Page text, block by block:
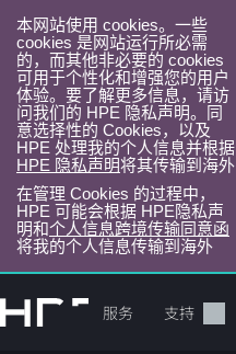
本网站使用 cookies。一些
cookies 是网站运行所必需
的，而其他非必要的 cookies
可用于个性化和增强您的用户
体验。要了解更多信息，请访
问我们的 HPE 隐私声明。同
意选择性的 Cookies，以及
HPE 处理我的个人信息并根据
HPE 隐私声明将其传输到海外
在管理 Cookies 的过程中，
HPE 可能会根据 HPE隐私声
明和个人信息跨境传输同意函
将我的个人信息传输到海外
转
到
产品 服务 支持